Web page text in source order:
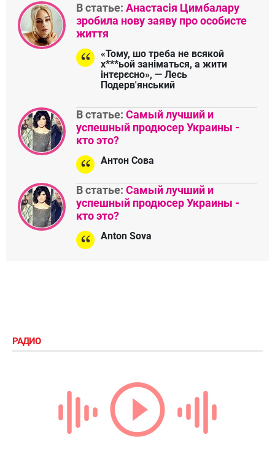
В статье: Анастасія Цимбалару
зробила нову заяву про особисте
життя
«Тому, шо треба не всякой
х***ьой заніматься, а жити
інтєрєсно», — Лесь
Подерв'янський
В статье: Самый лучший и
успешный продюсер Украины -
кто это?
Антон Сова
В статье: Самый лучший и
успешный продюсер Украины -
кто это?
Anton Sova
РАДИО